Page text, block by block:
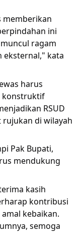
memberikan
ini
ragam
eksternal," kata
harus
konstruktif
RSUD
rujukan di wilayah
Pak Bupati,
mendukung
kasih
kontribusi
kebaikan.
semoga